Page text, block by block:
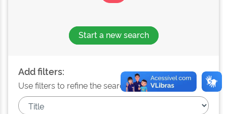
Start a new search
Add filters:
Use filters to refine the search results.